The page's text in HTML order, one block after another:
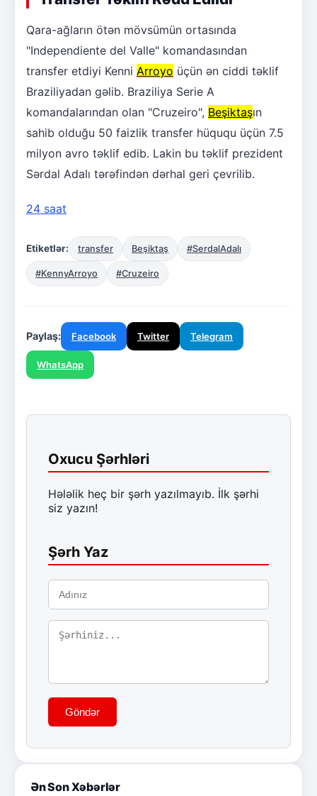
Qara-ağların ötən mövsümün ortasında
"Independiente del Valle" komandasından
transfer etdiyi Kenni Arroyo üçün ən ciddi təklif
Braziliyadan gəlib. Braziliya Serie A
komandalarından olan "Cruzeiro", Beşiktaşın
sahib olduğu 50 faizlik transfer hüququ üçün 7.5
milyon avro təklif edib. Lakin bu təklif prezident
Sərdal Adalı tərəfindən dərhal geri çevrilib.
24 saat
Etiketlər: transfer Beşiktaş #SerdalAdalı
#KennyArroyo #Cruzeiro
Paylaş: Facebook Twitter Telegram
WhatsApp
Oxucu Şərhləri
Hələlik heç bir şərh yazılmayıb. İlk şərhi
siz yazın!
Şərh Yaz
Göndər
Ən Son Xəbərlər